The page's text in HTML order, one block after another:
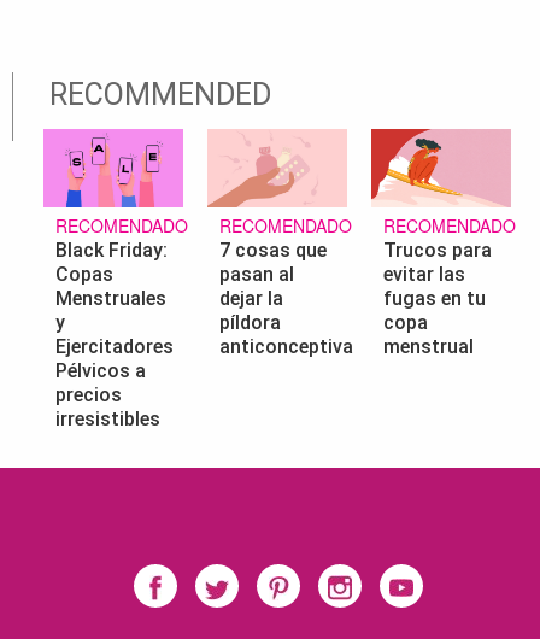
RECOMMENDED
RECOMENDADO
Black Friday:
Copas
Menstruales
y
Ejercitadores
Pélvicos a
precios
irresistibles
RECOMENDADO
7 cosas que
pasan al
dejar la
píldora
anticonceptiva
RECOMENDADO
Trucos para
evitar las
fugas en tu
copa
menstrual